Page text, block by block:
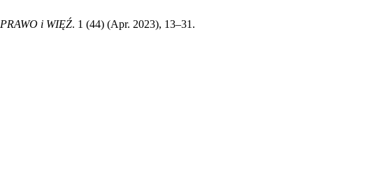
PRAWO i WIĘŹ. 1 (44) (Apr. 2023), 13–31.